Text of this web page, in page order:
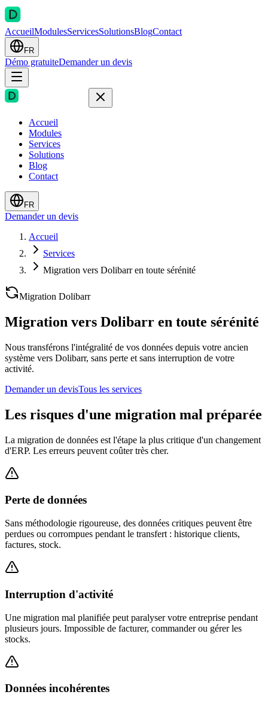
AccueilModulesServicesSolutionsBlogContact
FR
Démo gratuiteDemander un devis
Accueil
Modules
Services
Solutions
Blog
Contact
FR
Demander un devis
Accueil
Services
Migration vers Dolibarr en toute sérénité
Migration Dolibarr
Migration vers Dolibarr en toute sérénité
Nous transférons l'intégralité de vos données depuis votre ancien
système vers Dolibarr, sans perte et sans interruption de votre
activité.
Demander un devisTous les services
Les risques d'une migration mal préparée
La migration de données est l'étape la plus critique d'un changement
d'ERP. Les erreurs peuvent coûter très cher.
Perte de données
Sans méthodologie rigoureuse, des données critiques peuvent être
perdues ou corrompues pendant le transfert : historique clients,
factures, stock.
Interruption d'activité
Une migration mal planifiée peut paralyser votre entreprise pendant
plusieurs jours. Impossible de facturer, commander ou gérer les
stocks.
Données incohérentes